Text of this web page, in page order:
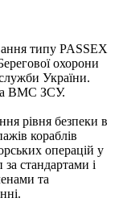
типу PASSEX
охорони
України.
ВМС ЗСУ.
рівня безпеки в
кораблів
операцій у
стандартами і
та